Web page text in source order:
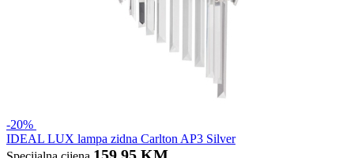
-20%
IDEAL LUX lampa zidna Carlton AP3 Silver